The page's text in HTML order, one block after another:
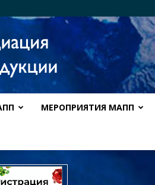
МЕРОПРИЯТИЯ МАПП